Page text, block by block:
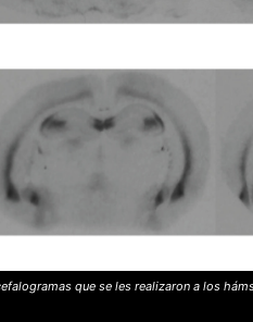
que se les realizaron a los